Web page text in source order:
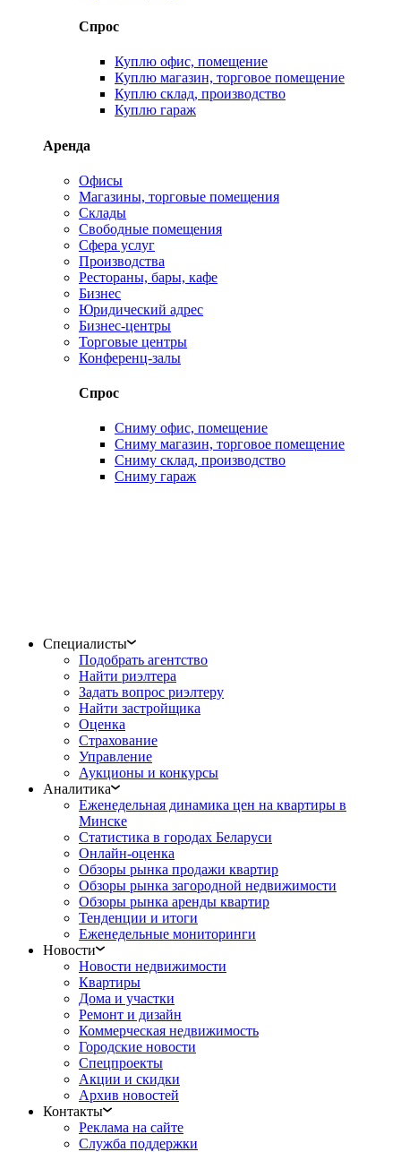
Спрос
Куплю офис, помещение
Куплю магазин, торговое помещение
Куплю склад, производство
Куплю гараж
Аренда
Офисы
Магазины, торговые помещения
Склады
Свободные помещения
Сфера услуг
Производства
Рестораны, бары, кафе
Бизнес
Юридический адрес
Бизнес-центры
Торговые центры
Конференц-залы
Спрос
Сниму офис, помещение
Сниму магазин, торговое помещение
Сниму склад, производство
Сниму гараж
Специалисты
Подобрать агентство
Найти риэлтера
Задать вопрос риэлтеру
Найти застройщика
Оценка
Страхование
Управление
Аукционы и конкурсы
Аналитика
Еженедельная динамика цен на квартиры в
Минске
Статистика в городах Беларуси
Онлайн-оценка
Обзоры рынка продажи квартир
Обзоры рынка загородной недвижимости
Обзоры рынка аренды квартир
Тенденции и итоги
Еженедельные мониторинги
Новости
Новости недвижимости
Квартиры
Дома и участки
Ремонт и дизайн
Коммерческая недвижимость
Городские новости
Спецпроекты
Акции и скидки
Архив новостей
Контакты
Реклама на сайте
Служба поддержки